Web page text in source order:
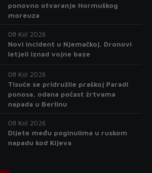
ponovno otvaranje Hormuškog
moreuza
08 Kol 2026
Novi incident u Njemačkoj. Dronovi
letjeli iznad vojne baze
08 Kol 2026
Tisuće se pridružile praškoj Paradi
ponosa, odana počast žrtvama
napada u Berlinu
08 Kol 2026
Dijete među poginulima u ruskom
napadu kod Kijeva